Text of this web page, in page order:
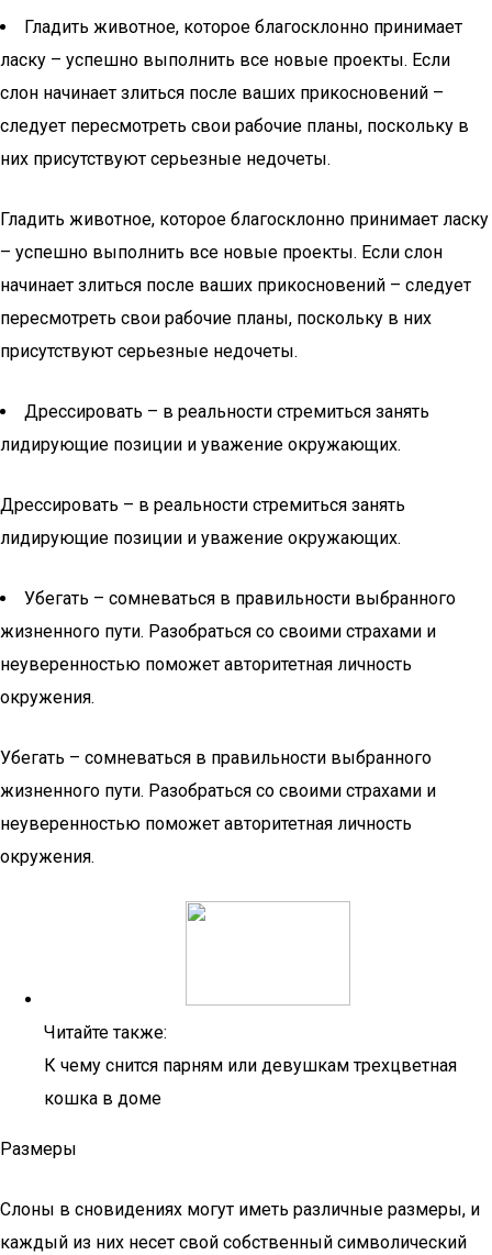
Гладить животное, которое благосклонно принимает
ласку – успешно выполнить все новые проекты. Если
слон начинает злиться после ваших прикосновений –
следует пересмотреть свои рабочие планы, поскольку в
них присутствуют серьезные недочеты.
Гладить животное, которое благосклонно принимает ласку
– успешно выполнить все новые проекты. Если слон
начинает злиться после ваших прикосновений – следует
пересмотреть свои рабочие планы, поскольку в них
присутствуют серьезные недочеты.
Дрессировать – в реальности стремиться занять
лидирующие позиции и уважение окружающих.
Дрессировать – в реальности стремиться занять
лидирующие позиции и уважение окружающих.
Убегать – сомневаться в правильности выбранного
жизненного пути. Разобраться со своими страхами и
неуверенностью поможет авторитетная личность
окружения.
Убегать – сомневаться в правильности выбранного
жизненного пути. Разобраться со своими страхами и
неуверенностью поможет авторитетная личность
окружения.
Читайте также:
К чему снится парням или девушкам трехцветная
кошка в доме
Размеры
Слоны в сновидениях могут иметь различные размеры, и
каждый из них несет свой собственный символический